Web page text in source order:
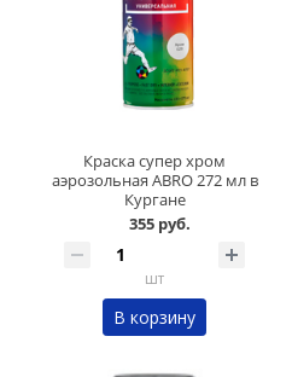
Краска супер хром
аэрозольная ABRO 272 мл в
Кургане
355 руб.
шт
В корзину